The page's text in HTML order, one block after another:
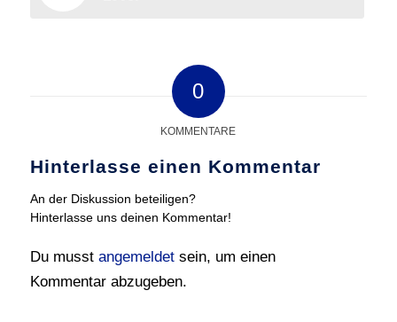
0
KOMMENTARE
Hinterlasse einen Kommentar
An der Diskussion beteiligen?
Hinterlasse uns deinen Kommentar!
Du musst angemeldetsein, um einen
Kommentar abzugeben.